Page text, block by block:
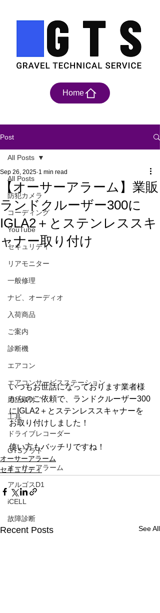
Home
Post
All Posts
防犯カメラ
コーディング
YouTube
セキュリティ
リアモニター
一般修理
ナビ、オーディオ
入荷商品
ご案内
診断機
エアコン
エアコンサービスステーション
用品取付
工具
ドライブレコーダー
GTSプラド
オーサーアラーム
アルゴスD1
iCELL
故障診断
All Posts
【オーサーアラーム】業販
ランドクルーザー300に
IGLA2＋とステンレススキ
ャナー取り付け
Sep 26, 2025 1 min read
いつもお世話になっております業者様
からのご依頼で、ランドクルーザー300
にIGLA2＋とステンレススキャナーを
お取り付けしました！
使い方もバッチリですね！
オーサーアラーム
セキュリティ
Recent Posts See All